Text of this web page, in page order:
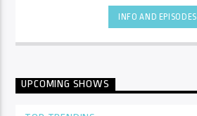
INFO AND EPISODES
UPCOMING SHOWS